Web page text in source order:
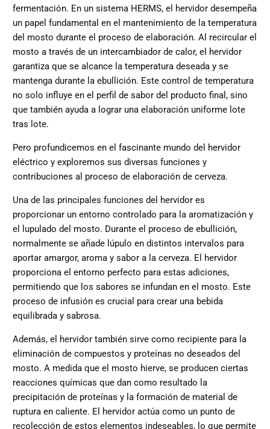
fermentación. En un sistema HERMS, el hervidor desempeña
un papel fundamental en el mantenimiento de la temperatura
del mosto durante el proceso de elaboración. Al recircular el
mosto a través de un intercambiador de calor, el hervidor
garantiza que se alcance la temperatura deseada y se
mantenga durante la ebullición. Este control de temperatura
no solo influye en el perfil de sabor del producto final, sino
que también ayuda a lograr una elaboración uniforme lote
tras lote.
Pero profundicemos en el fascinante mundo del hervidor
eléctrico y exploremos sus diversas funciones y
contribuciones al proceso de elaboración de cerveza.
Una de las principales funciones del hervidor es
proporcionar un entorno controlado para la aromatización y
el lupulado del mosto. Durante el proceso de ebullición,
normalmente se añade lúpulo en distintos intervalos para
aportar amargor, aroma y sabor a la cerveza. El hervidor
proporciona el entorno perfecto para estas adiciones,
permitiendo que los sabores se infundan en el mosto. Este
proceso de infusión es crucial para crear una bebida
equilibrada y sabrosa.
Además, el hervidor también sirve como recipiente para la
eliminación de compuestos y proteínas no deseados del
mosto. A medida que el mosto hierve, se producen ciertas
reacciones químicas que dan como resultado la
precipitación de proteínas y la formación de material de
ruptura en caliente. El hervidor actúa como un punto de
recolección de estos elementos indeseables, lo que permite